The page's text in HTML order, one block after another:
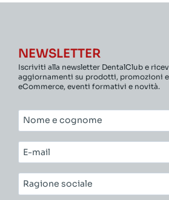
NEWSLETTER
Iscriviti alla newsletter DentalClub e
aggiornamenti su prodotti, promozioni
eCommerce, eventi formativi e novità.
Nome
e
cognome*
E-
mail*
Ragione
sociale*